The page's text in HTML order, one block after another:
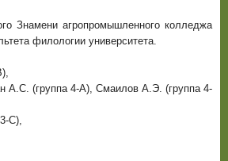
Знамени агропромышленного колледжа
филологии университета.
А.С. (группа 4-А), Смаилов А.Э. (группа 4-
С),